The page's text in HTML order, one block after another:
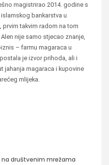
magistrirao 2014. godine s
bankarstva u
takvim radom na tom
nije samo stjecao znanje,
– farmu magaraca u
je izvor prihoda, ali i
jahanja magaraca i kupovine
mlijeka.
na društvenim mrežama